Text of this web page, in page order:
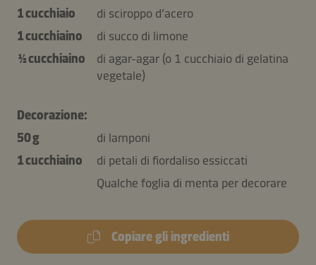
1 cucchiaio
di sciroppo d’acero
1 cucchiaino
di succo di limone
½ cucchiaino
di agar-agar (o 1 cucchiaio di gelatina
vegetale)
Decorazione:
50 g
di lamponi
1 cucchiaino
di petali di fiordaliso essiccati
Qualche foglia di menta per decorare
Copiare gli ingredienti